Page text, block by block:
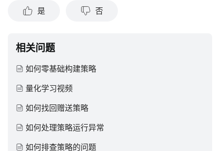
是 否
相关问题
如何零基础构建策略
量化学习视频
如何找回赠送策略
如何处理策略运行异常
如何排查策略的问题